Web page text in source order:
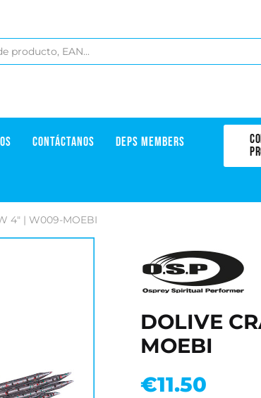
CONTÁCTANOS DEPS MEMBERS
4" | W009-MOEBI
DOLIVE
MOEBI
€11.50